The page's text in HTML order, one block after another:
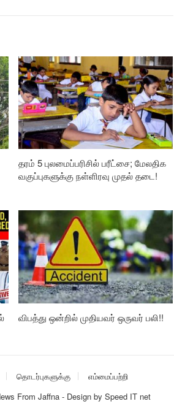
தரம் 5 புலமைப்பரிசில் பரீட்சை; மேலதிக
வகுப்புகளுக்கு நள்ளிரவு முதல் தடை!
விபத்து ஒன்றில் முதியவர் ஒருவர் பலி!!
தொடர்புகளுக்கு
எம்மைப்பற்றி
From Jaffna - Design by Speed IT net